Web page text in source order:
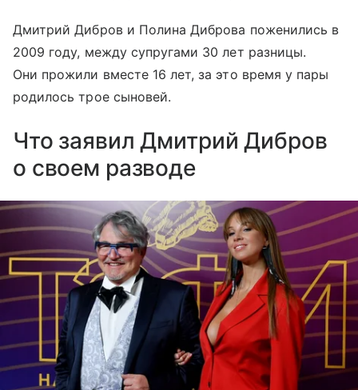
Дмитрий Дибров и Полина Диброва поженились в
2009 году, между супругами 30 лет разницы.
Они прожили вместе 16 лет, за это время у пары
родилось трое сыновей.
Что заявил Дмитрий Дибров
о своем разводе